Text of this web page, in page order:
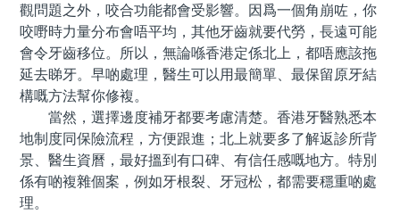
觀問題之外，咬合功能都會受影響。因爲一個角崩咗，你
咬嘢時力量分布會唔平均，其他牙齒就要代勞，長遠可能
會令牙齒移位。所以，無論喺香港定係北上，都唔應該拖
延去睇牙。早啲處理，醫生可以用最簡單、最保留原牙結
構嘅方法幫你修複。
當然，選擇邊度補牙都要考慮清楚。香港牙醫熟悉本
地制度同保險流程，方便跟進；北上就要多了解返診所背
景、醫生資曆，最好搵到有口碑、有信任感嘅地方。特別
係有啲複雜個案，例如牙根裂、牙冠松，都需要穩重啲處
理。